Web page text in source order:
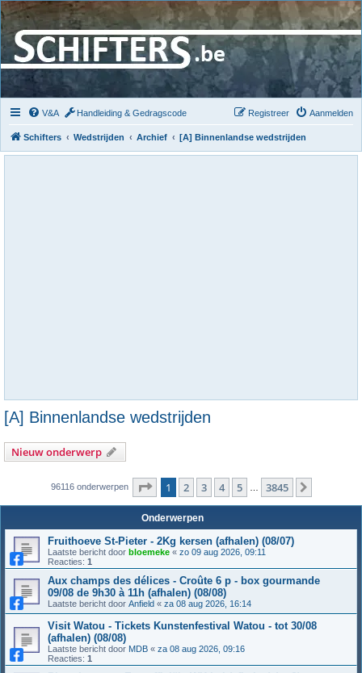
V&A Handleiding & Gedragscode Aanmelden
Registreer
Schifters Wedstrijden Archief [A] Binnenlandse wedstrijden
[A] Binnenlandse wedstrijden
Nieuw onderwerp
96116 onderwerpen Pagina van 3845
1 2 3 4 5 3845
Onderwerpen
Fruithoeve St-Pieter - 2Kg kersen (afhalen) (08/07)
Laatste bericht door bloemeke « zo 09 aug 2026, 09:11
Reacties: 1
Aux champs des délices - Croûte 6 p - box gourmande
09/08 de 9h30 à 11h (afhalen) (08/08)
Laatste bericht door Anfield « za 08 aug 2026, 16:14
Visit Watou - Tickets Kunstenfestival Watou - tot 30/08
(afhalen) (08/08)
Laatste bericht door MDB « za 08 aug 2026, 09:16
Reacties: 1